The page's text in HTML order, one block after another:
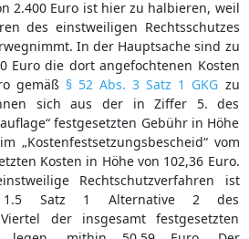
2.400 Euro ist hier zu halbieren, weil
des einstweiligen Rechtsschutzes
In der Hauptsache sind zu
Euro die dort angefochtenen Kosten
gemäß § 52 Abs. 3 Satz 1 GKG zu
sich aus der in Ziffer 5. des
festgesetzten Gebühr in Höhe
„Kostenfestsetzungsbescheid“ vom
Kosten in Höhe von 102,36 Euro.
Rechtschutzverfahren ist
1.5 Satz 1 Alternative 2 des
der insgesamt festgesetzten